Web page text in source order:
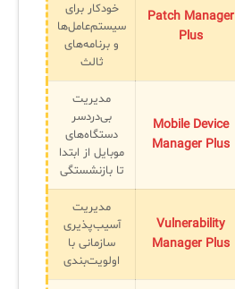
Patch Manager
Plus
خودکار برای
سیستم‌عامل‌ها
و برنامه‌های
ثالث
Mobile Device
Manager Plus
مدیریت
بی‌دردسر
دستگاه‌های
موبایل از ابتدا
تا بازنشستگی
Vulnerability
Manager Plus
مدیریت
آسیب‌پذیری
سازمانی با
اولویت‌بندی